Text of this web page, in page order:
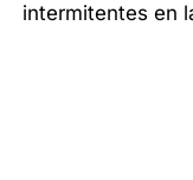
intermitentes en